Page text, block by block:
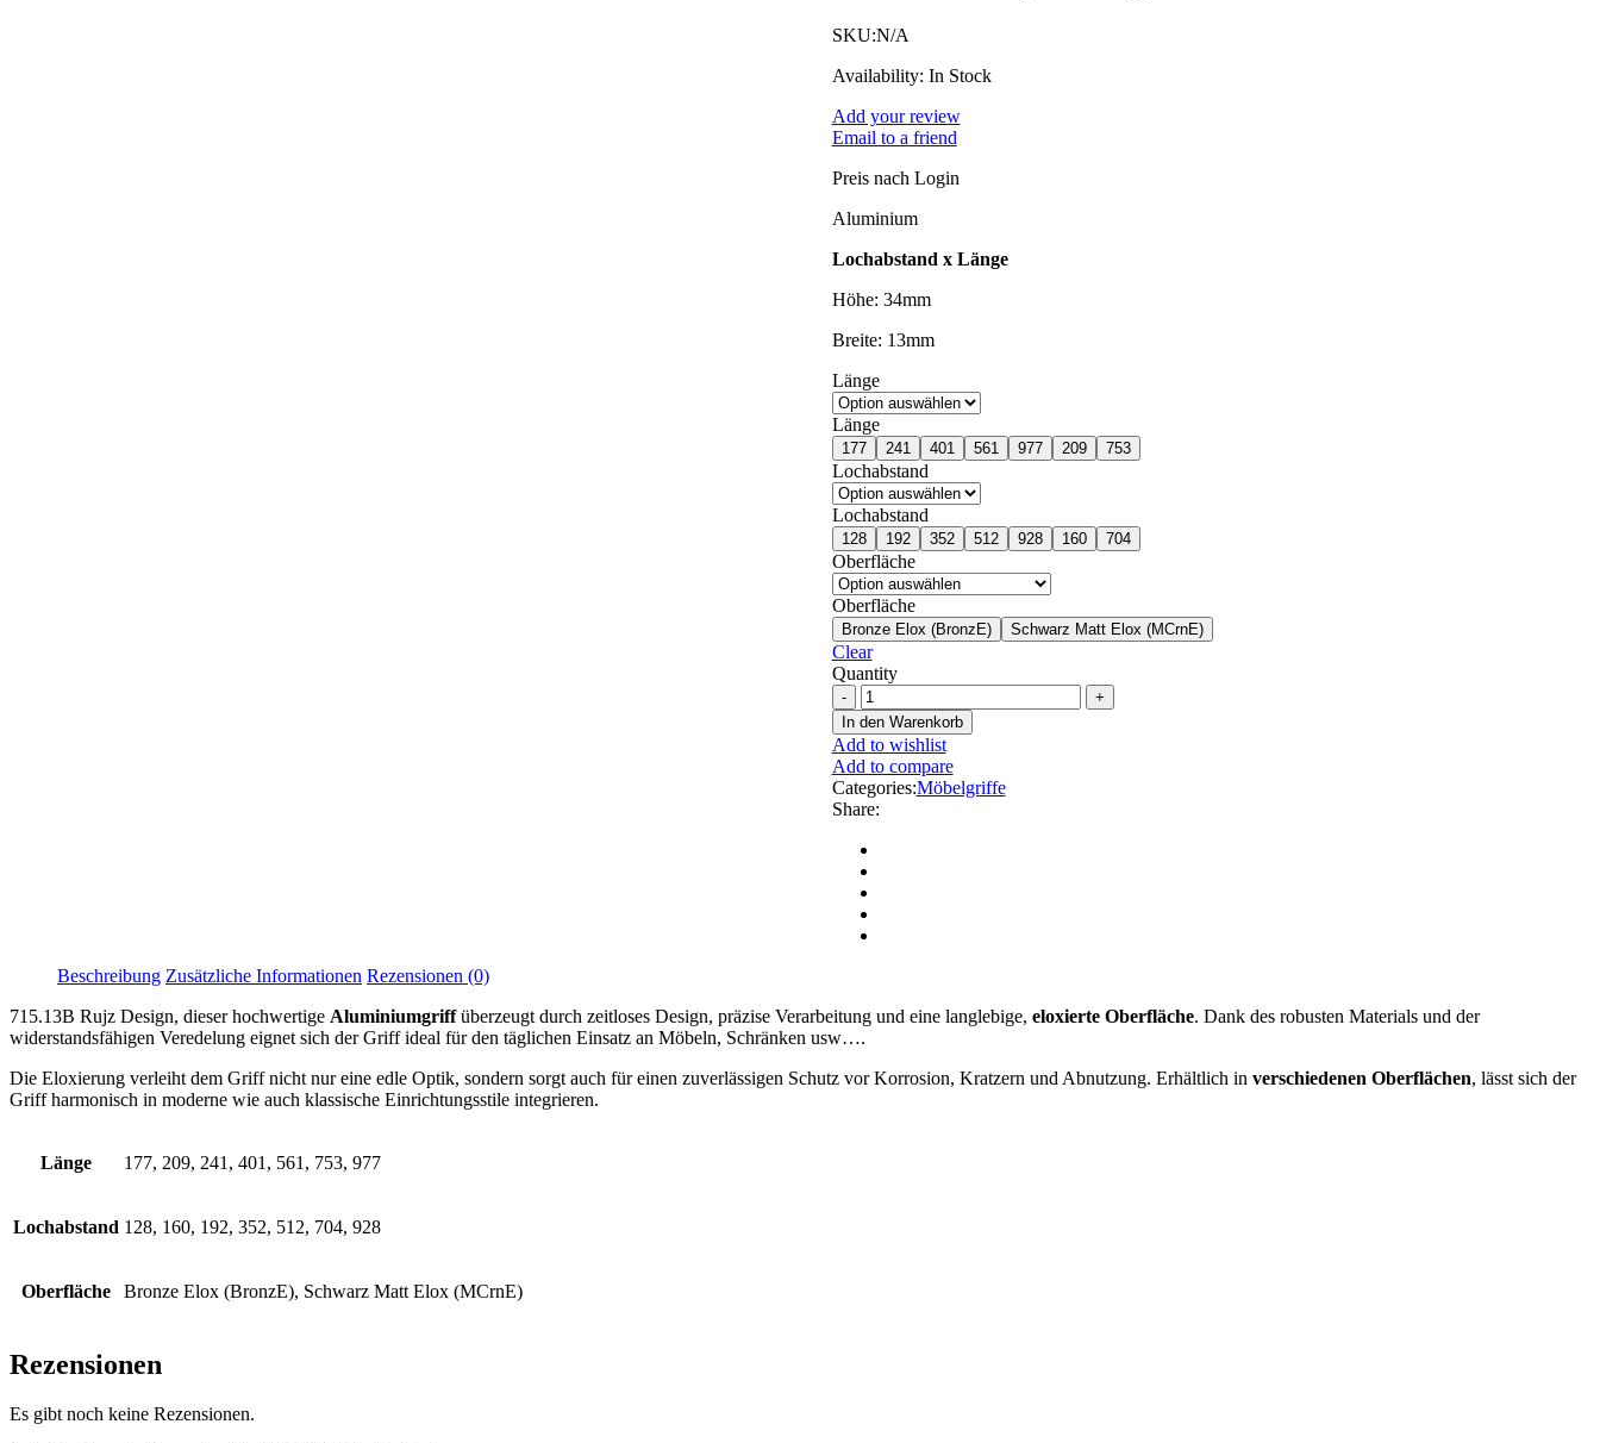
SKU:N/A
Availability: In Stock
Add your review
Email to a friend
Preis nach Login
Aluminium
Lochabstand x Länge
Höhe: 34mm
Breite: 13mm
Länge
Länge
177 241 401 561 977 209 753
Lochabstand
Lochabstand
128 192 352 512 928 160 704
Oberfläche
Oberfläche
Bronze Elox (BronzE) Schwarz Matt Elox (MCrnE)
Clear
Quantity
In den Warenkorb
Add to wishlist
Add to compare
Categories:Möbelgriffe
Share:
Beschreibung Zusätzliche Informationen Rezensionen (0)
715.13B Rujz Design, dieser hochwertige Aluminiumgriffüberzeugt durch zeitloses Design, präzise Verarbeitung und eine langlebige, eloxierte Oberfläche. Dank des robusten Materials und der
widerstandsfähigen Veredelung eignet sich der Griff ideal für den täglichen Einsatz an Möbeln, Schränken usw….
Die Eloxierung verleiht dem Griff nicht nur eine edle Optik, sondern sorgt auch für einen zuverlässigen Schutz vor Korrosion, Kratzern und Abnutzung. Erhältlich in verschiedenen Oberflächen, lässt sich der
Griff harmonisch in moderne wie auch klassische Einrichtungsstile integrieren.
Länge 177, 209, 241, 401, 561, 753, 977
Lochabstand 128, 160, 192, 352, 512, 704, 928
Oberfläche Bronze Elox (BronzE), Schwarz Matt Elox (MCrnE)
Rezensionen
Es gibt noch keine Rezensionen.